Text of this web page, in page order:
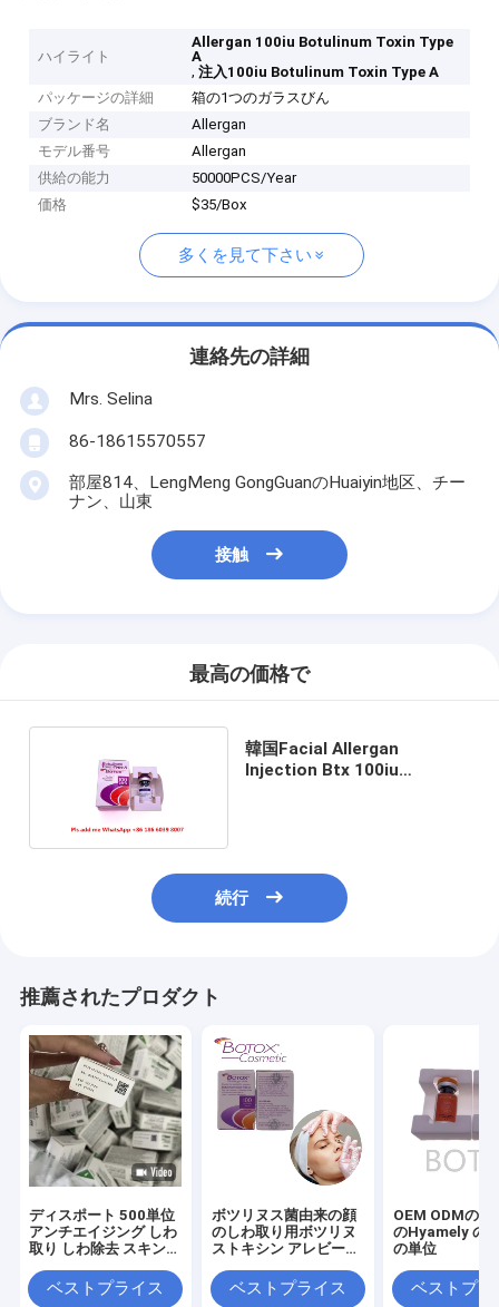
ハイライト
Allergan 100iu Botulinum Toxin Type
A
,注入100iu Botulinum Toxin Type A
パッケージの詳細
箱の1つのガラスびん
ブランド名
Allergan
モデル番号
Allergan
供給の能力
50000PCS/Year
価格
$35/Box
多くを見て下さい
連絡先の詳細
Mrs. Selina
86-18615570557
部屋814、LengMeng GongGuanのHuaiyin地区、チー
ナン、山東
接触
最高の価格で
韓国Facial Allergan
Injection Btx 100iu
続行
推薦されたプロダクト
ディスポート 500単位
アンチエイジング しわ
取り しわ除去 スキンケ
ダーベストプライス
ボツリヌス菌由来の顔
のしわ取り用ボツリヌ
ストキシン アレビー
ベストプライス
OEM ODMの霧
のHyamely の
の単位
ベストプラ